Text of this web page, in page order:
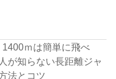
1400ｍは簡単に飛べ
が知らない長距離ジャ
法とコツ